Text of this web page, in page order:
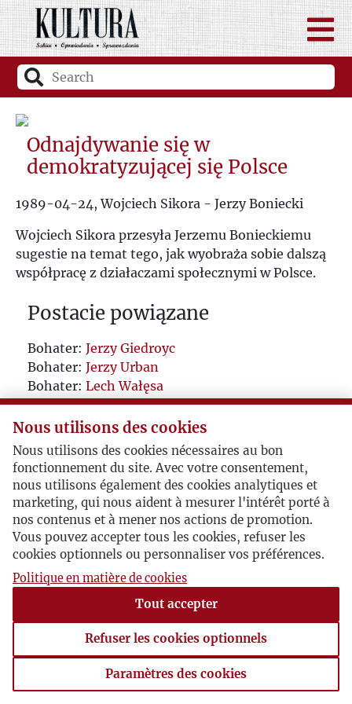
Odnajdywanie się w
demokratyzującej się Polsce
1989-04-24, Wojciech Sikora - Jerzy Boniecki
Wojciech Sikora przesyła Jerzemu Bonieckiemu
sugestie na temat tego, jak wyobraża sobie dalszą
współpracę z działaczami społecznymi w Polsce.
Postacie powiązane
Bohater: Jerzy Giedroyc
Bohater: Jerzy Urban
Bohater: Lech Wałęsa
Bohater:Mirosław Chojecki
Bohater:Thomas Venclova
Bohater:
Anna Giorgi Alberti
Bohater:
Anna Bernhardt
Nous utilisons des cookies
Nous utilisons des cookies nécessaires au bon
fonctionnement du site. Avec votre consentement,
nous utilisons également des cookies analytiques et
marketing, qui nous aident à mesurer l'intérêt porté à
nos contenus et à mener nos actions de promotion.
Vous pouvez accepter tous les cookies, refuser les
cookies optionnels ou personnaliser vos préférences.
Politique en matière de cookies
Tout accepter
Refuser les cookies optionnels
Paramètres des cookies
Paramètres des cookies